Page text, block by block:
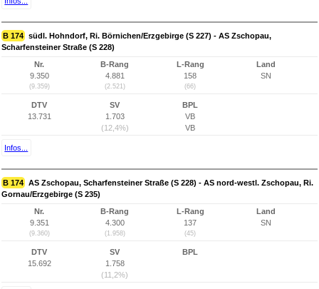
B 174 südl. Hohndorf, Ri. Börnichen/Erzgebirge (S 227) - AS Zschopau,
Scharfensteiner Straße (S 228)
Nr.
9.350
(9.359)
B-Rang
4.881
(2.521)
L-Rang
158
(66)
Land
SN
DTV
13.731
SV
1.703
(12,4%)
BPL
VB
VB
Infos...
B 174 AS Zschopau, Scharfensteiner Straße (S 228) - AS nord-westl. Zschopau, Ri.
Gornau/Erzgebirge (S 235)
Nr.
9.351
(9.360)
B-Rang
4.300
(1.958)
L-Rang
137
(45)
Land
SN
DTV
15.692
SV
1.758
(11,2%)
BPL